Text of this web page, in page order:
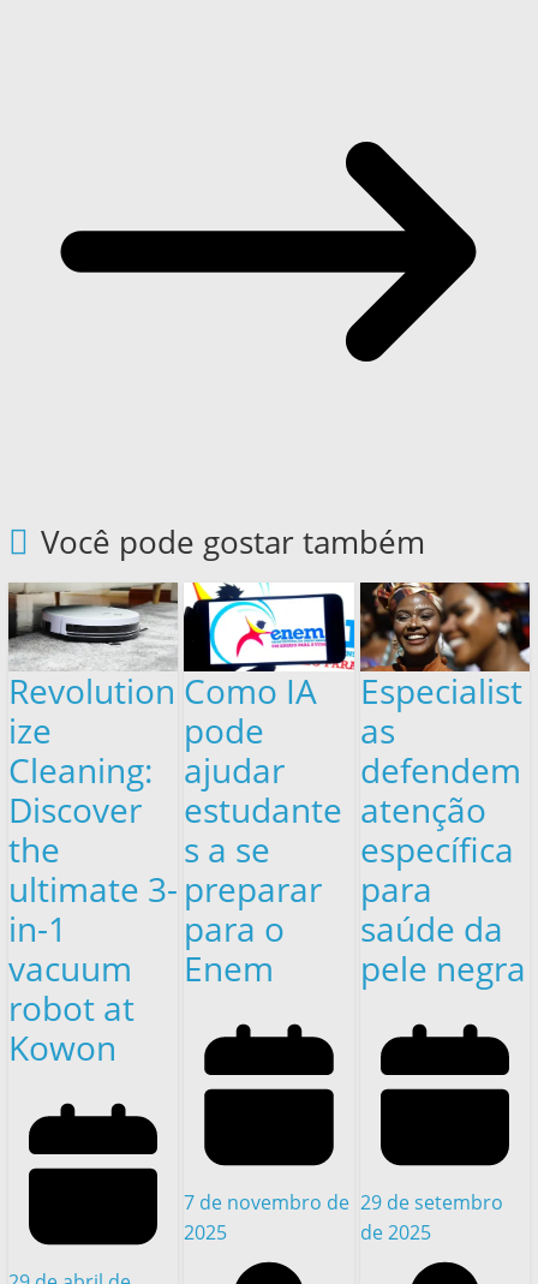
Você pode gostar também
Revolution
ize
Cleaning:
Discover
the
ultimate 3-
in-1
vacuum
robot at
Kowon
Como IA
pode
ajudar
estudante
s a se
preparar
para o
Enem
7 de novembro de
2025
Especialist
as
defendem
atenção
específica
para
saúde da
pele negra
29 de setembro
de 2025